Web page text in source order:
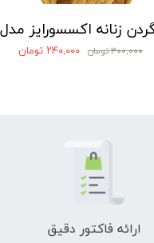
۳۰۰,۰۰۰ تومان ۲۴۰,۰۰۰ تومان
ارائه فاکتور دقیق